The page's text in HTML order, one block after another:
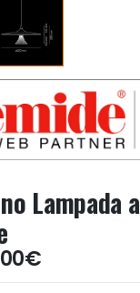
Lampada a
€Il
prezzo